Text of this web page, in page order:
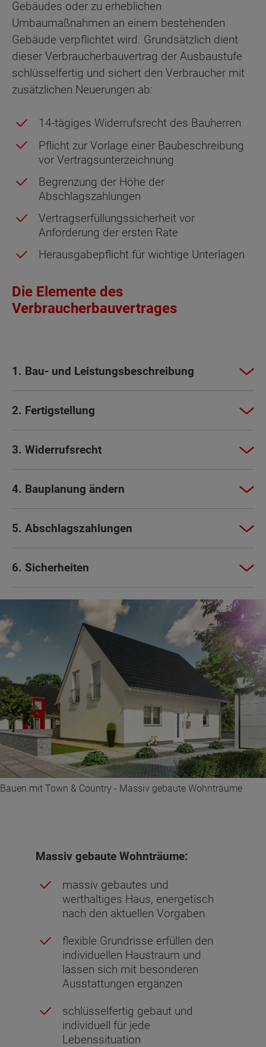
Gebäudes oder zu erheblichen
Umbaumaßnahmen an einem bestehenden
Gebäude verpflichtet wird. Grundsätzlich dient
dieser Verbraucherbauvertrag der Ausbaustufe
schlüsselfertig und sichert den Verbraucher mit
zusätzlichen Neuerungen ab:
14-tägiges Widerrufsrecht des Bauherren
Pflicht zur Vorlage einer Baubeschreibung
vor Vertragsunterzeichnung
Begrenzung der Höhe der
Abschlagszahlungen
Vertragserfüllungssicherheit vor
Anforderung der ersten Rate
Herausgabepflicht für wichtige Unterlagen
Die Elemente des
Verbraucherbauvertrages
1. Bau- und Leistungsbeschreibung
2. Fertigstellung
3. Widerrufsrecht
4. Bauplanung ändern
5. Abschlagszahlungen
6. Sicherheiten
Bauen mit Town & Country - Massiv gebaute Wohnträume
Massiv gebaute Wohnträume:
massiv gebautes und
werthaltiges Haus, energetisch
nach den aktuellen Vorgaben
flexible Grundrisse erfüllen den
individuellen Haustraum und
lassen sich mit besonderen
Ausstattungen ergänzen
schlüsselfertig gebaut und
individuell für jede
Lebenssituation